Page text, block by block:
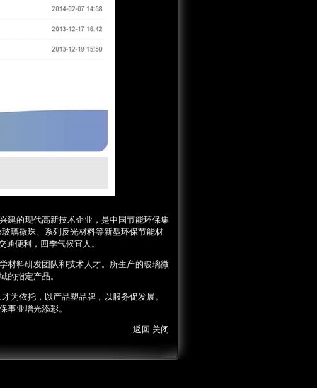
的现代高新技术企业，是中国节能环保集
璃微珠、系列反光材料等新型环保节能材
便利，四季气候宜人。
料研发团队和技术人才。所生产的玻璃微
的指定产品。
依托，以产品塑品牌，以服务促发展。
事业增光添彩。
返回 关闭